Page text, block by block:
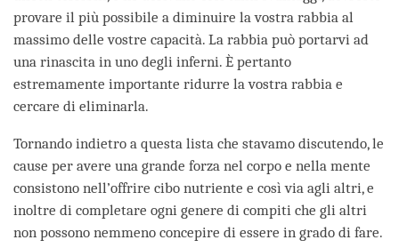
provare il più possibile a diminuire la vostra rabbia al
massimo delle vostre capacità. La rabbia può portarvi ad
una rinascita in uno degli inferni. È pertanto
estremamente importante ridurre la vostra rabbia e
cercare di eliminarla.
Tornando indietro a questa lista che stavamo discutendo, le
cause per avere una grande forza nel corpo e nella mente
consistono nell’offrire cibo nutriente e così via agli altri, e
inoltre di completare ogni genere di compiti che gli altri
non possono nemmeno concepire di essere in grado di fare.